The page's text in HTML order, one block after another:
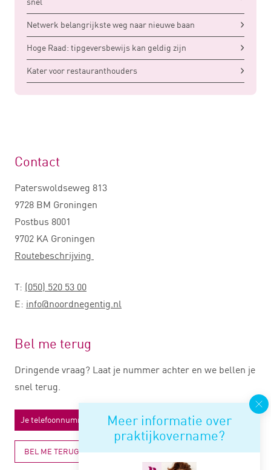
Netwerk belangrijkste weg naar nieuwe baan
Hoge Raad: tipgeversbewijs kan geldig zijn
Kater voor restauranthouders
Meer informatie over
praktijkovername?
Contact
Paterswoldseweg 813
9728 BM Groningen
Postbus 8001
9702 KA Groningen
Routebeschrijving
T: (050) 520 53 00
E: info@noordnegentig.nl
Bel me terug
Dringende vraag? Laat je nummer achter en we bellen je
snel terug.
BEL ME TERUG